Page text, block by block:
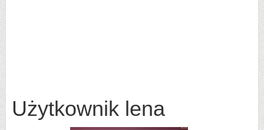
Użytkownik lena